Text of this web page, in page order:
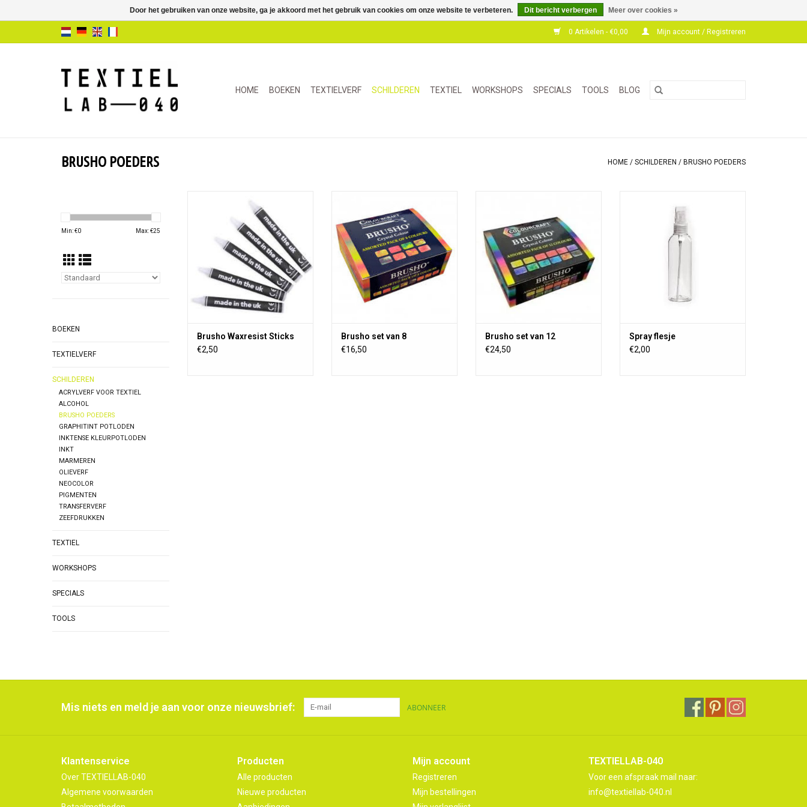
0 Artikelen - €0,00 Mijn account / Registreren
HOME BOEKEN TEXTIELVERF SCHILDEREN TEXTIEL WORKSHOPS SPECIALS TOOLS BLOG
BRUSHO POEDERS HOME / SCHILDEREN / BRUSHO POEDERS
Min: €0 Max: €25
BOEKEN
TEXTIELVERF
SCHILDEREN
ACRYLVERF VOOR TEXTIEL
ALCOHOL
BRUSHO POEDERS
GRAPHITINT POTLODEN
INKTENSE KLEURPOTLODEN
INKT
MARMEREN
OLIEVERF
NEOCOLOR
PIGMENTEN
TRANSFERVERF
ZEEFDRUKKEN
TEXTIEL
WORKSHOPS
SPECIALS
TOOLS
bijzondere effecten bij gebruik
met Brusho kleuren en andere
mediums op waterbasis.
Brusho Waxresist Sticks
€2,50
gepigmenteerde kleurstof in
poedervorm. Gebruik deze 8
nieuwe samengestelde kleuren
voor expressieve en verrassende
effecten.
Brusho set van 8
€16,50
kristalvorm die opgelost kan
worden in water of bindmiddelen
op waterbasis, voor expressieve
en verrassende effecten.
Ideaal voor o.a. kaarten maken,
scrapbook, aquarel schilderen en
op stof (niet wasvas
Brusho set van 12
€24,50
water, inkt of een verfoplossing te
sprayen
Spray flesje
€2,00
Mis niets en meld je aan voor onze nieuwsbrief: ABONNEER
Klantenservice
Over TEXTIELLAB-040
Algemene voorwaarden
Producten
Alle producten
Nieuwe producten
Mijn account
Registreren
Mijn bestellingen
TEXTIELLAB-040
Voor een afspraak mail naar:
info@textiellab-040.nl
Door het gebruiken van onze website, ga je akkoord met het gebruik van cookies om onze website te verbeteren. Dit bericht verbergen Meer over cookies »